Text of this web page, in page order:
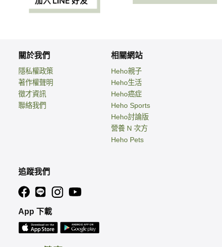
關於我們
隱私權政策
著作權聲明
徵才資訊
聯絡我們
相關網站
Heho親子
Heho生活
Heho癌症
Heho Sports
Heho討論版
營養 N 次方
Heho Pets
追蹤我們
App 下載